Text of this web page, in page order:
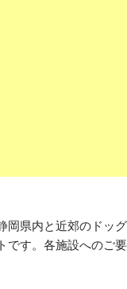
県内と近郊のドッ
す。各施設へのご